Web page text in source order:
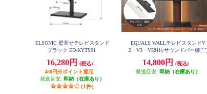
ELSONIC 壁寄せテレビスタンド
ブラック ED-KYTS01
16,280円
(税込)
488円分ポイント還元
発送目安: 即納（在庫あり）
(1件)
EQUALS WALLテレビスタンドV
2・V3・V5対応サウンドバー棚板L
5000151
14,800円
(税込)
発送目安: 即納（在庫あり）